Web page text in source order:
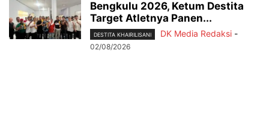
Bengkulu 2026, Ketum Destita
Target Atletnya Panen...
DESTITA KHAIRILISANI DK Media Redaksi -
02/08/2026